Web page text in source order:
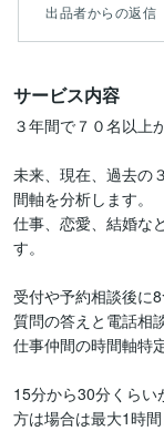
出品者からの返信
サービス内容
３年間で７０名以上
未来、現在、過去の
間軸を分析します。
仕事、恋愛、結婚な
す。
受付や予約相談後に8
質問の答えと電話相
仕事仲間の時間軸特
15分から30分くら
方は場合は最大1時間